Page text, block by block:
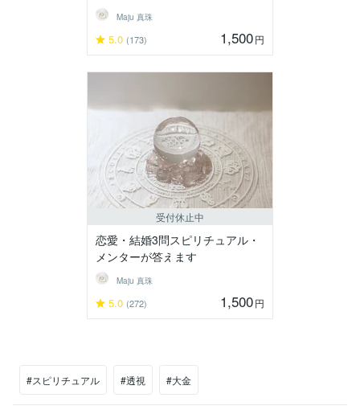
Maju 真珠
5.0 (173) 1,500円
受付休止中
恋愛・結婚3問スピリチュアル・
メンターが答えます
Maju 真珠
5.0 (272) 1,500円
#スピリチュアル #透視 #大金